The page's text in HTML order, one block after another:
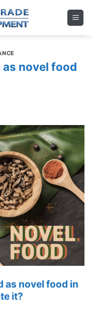
novel food
as novel food in
it?